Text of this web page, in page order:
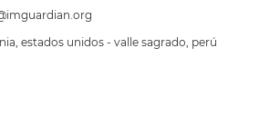
estados unidos - valle sagrado, perú